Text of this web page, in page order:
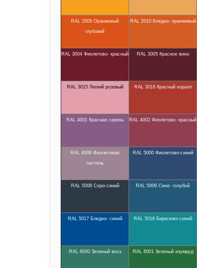
RAL 2009 Оранжевый
глубокий
RAL 2010 Бледно- оранжевый
RAL 3004 Фиолетово- красный RAL 3005 Красное вино
RAL 3015 Легкий розовый RAL 3016 Красный коралл
RAL 4001 Красная сирень RAL 4002 Фиолетово- красный
RAL 4009 Фиолетовая
пастель
RAL 5000 Фиолетово-синий
RAL 5008 Серо-синий RAL 5009 Сине- голубой
RAL 5017 Бледно- синий RAL 5018 Бирюзово-синий
RAL 6000 Зеленый воск RAL 6001 Зеленый изумруд